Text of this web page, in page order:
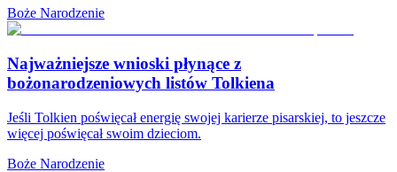
Boże Narodzenie
Najważniejsze wnioski płynące z
bożonarodzeniowych listów Tolkiena
Jeśli Tolkien poświęcał energię swojej karierze pisarskiej, to jeszcze
więcej poświęcał swoim dzieciom.
Boże Narodzenie